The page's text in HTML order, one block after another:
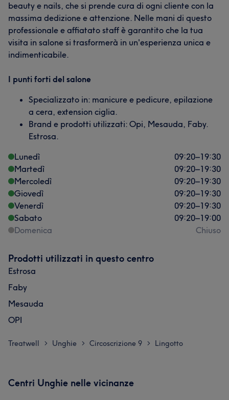
beauty e nails, che si prende cura di ogni cliente con la
massima dedizione e attenzione. Nelle mani di questo
professionale e affiatato staff è garantito che la tua
visita in salone si trasformerà in un'esperienza unica e
indimenticabile.
I punti forti del salone
Specializzato in: manicure e pedicure, epilazione
a cera, extension ciglia.
Brand e prodotti utilizzati: Opi, Mesauda, Faby.
Estrosa.
Lunedì
09:20–19:30
Martedì
09:20–19:30
Mercoledì
09:20–19:30
Giovedì
09:20–19:30
Venerdì
09:20–19:30
Sabato
09:20–19:00
Domenica
Chiuso
Prodotti utilizzati in questo centro
Estrosa
Faby
Mesauda
OPI
Treatwell > Unghie > Circoscrizione 9 > Lingotto
Centri Unghie nelle vicinanze